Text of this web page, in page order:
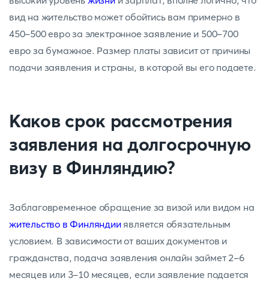
вид на жительство может обойтись вам примерно в
450-500 евро за электронное заявление и 500-700
евро за бумажное. Размер платы зависит от причины
подачи заявления и страны, в которой вы его подаете.
Каков срок рассмотрения
заявления на долгосрочную
визу в Финляндию?
Заблаговременное обращение за визой или видом на
жительство в Финляндииявляется обязательным
условием. В зависимости от ваших документов и
гражданства, подача заявления онлайн займет 2-6
месяцев или 3-10 месяцев, если заявление подается